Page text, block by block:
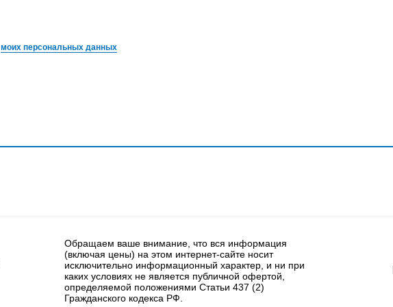
моих персональных данных
Обращаем ваше внимание, что вся информация
(включая цены) на этом интернет-сайте носит
исключительно информационный характер, и ни при
каких условиях не является публичной офертой,
определяемой положениями Статьи 437 (2)
Гражданского кодекса РФ.